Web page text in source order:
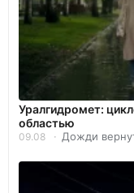
Уралгидромет:
областью
09.08 Дожди